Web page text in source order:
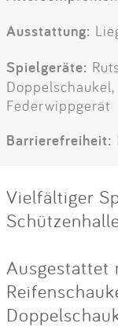
Ausstattung:
Spielgeräte:
Federwippgerät
Barrierefreiheit:
Vielfältiger
Ausgestattet